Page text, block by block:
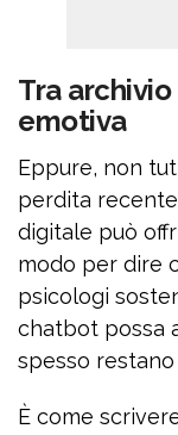
Tra
emotiva
Eppure, non
perdita
digitale può
modo per dire
psicologi
chatbot possa
spesso
È come